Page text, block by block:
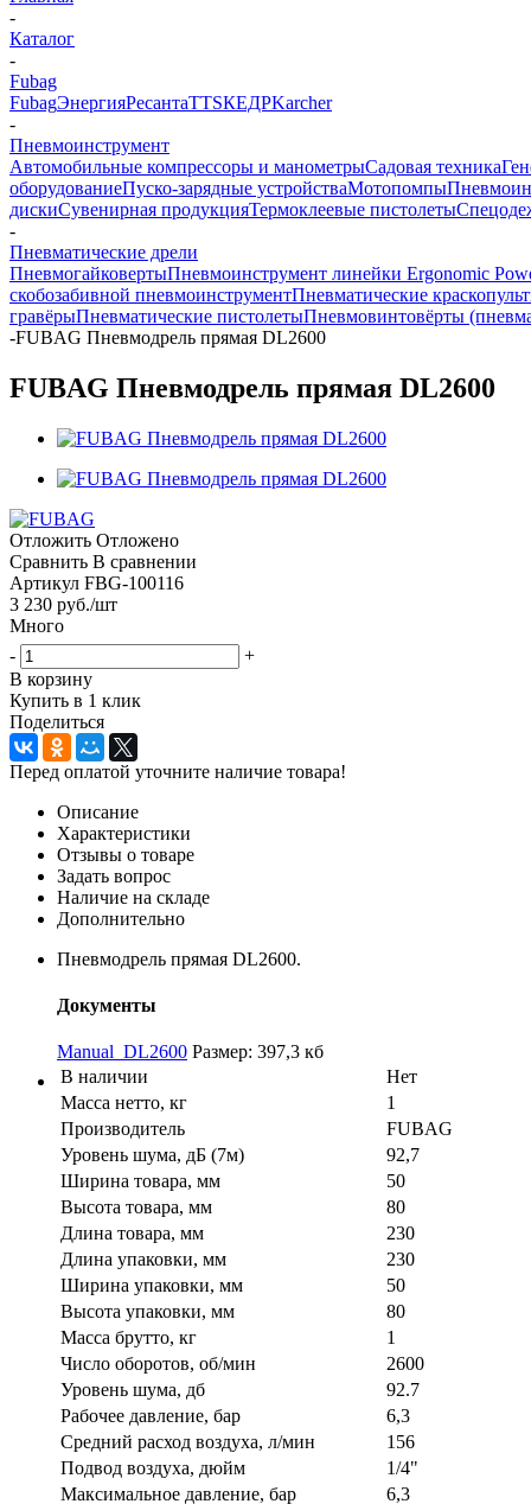
-
Каталог
-
Fubag
FubagЭнергияРесантаTTSКЕДРKarcher
-
Пневмоинструмент
Автомобильные компрессоры и манометрыСадовая техника
оборудованиеПуско-зарядные устройстваМотопомпы
дискиСувенирная продукцияТермоклеевые пистолеты
-
Пневматические дрели
ПневмогайковертыПневмоинструмент линейки Ergonomic
скобозабивной пневмоинструментПневматические
гравёрыПневматические пистолетыПневмовинтовёрты
-FUBAG Пневмодрель прямая DL2600
FUBAG Пневмодрель прямая DL2600
Отложить Отложено
Сравнить В сравнении
Артикул FBG-100116
3 230 руб./шт
Много
-
+
В корзину
Купить в 1 клик
Поделиться
Перед оплатой уточните наличие товара!
Описание
Характеристики
Отзывы о товаре
Задать вопрос
Наличие на складе
Дополнительно
Пневмодрель прямая DL2600.
Документы
Manual_DL2600 Размер: 397,3 кб
В наличии
Нет
Масса нетто, кг
1
Производитель
FUBAG
Уровень шума, дБ (7м)
92,7
Ширина товара, мм
50
Высота товара, мм
80
Длина товара, мм
230
Длина упаковки, мм
230
Ширина упаковки, мм
50
Высота упаковки, мм
80
Масса брутто, кг
1
Число оборотов, об/мин
2600
Уровень шума, дб
92.7
Рабочее давление, бар
6,3
Средний расход воздуха, л/мин
156
Подвод воздуха, дюйм
1/4"
Максимальное давление, бар
6,3